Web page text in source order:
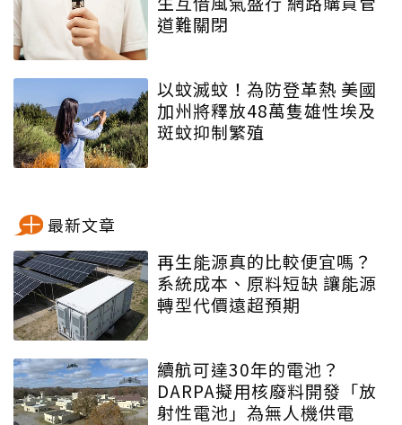
道難關閉
以蚊滅蚊！為防登革熱 美國
加州將釋放48萬隻雄性埃及
斑蚊抑制繁殖
最新文章
再生能源真的比較便宜嗎？
系統成本、原料短缺 讓能源
轉型代價遠超預期
續航可達30年的電池？
DARPA擬用核廢料開發「放
射性電池」為無人機供電